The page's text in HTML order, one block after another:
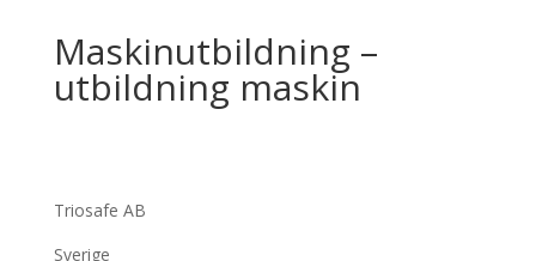
Maskinutbildning –
utbildning maskin
Triosafe AB
Sverige